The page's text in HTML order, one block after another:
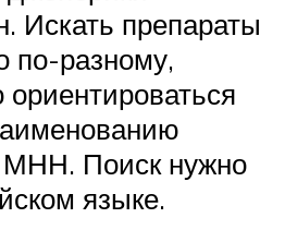
Искать препараты
по-разному,
МНН. Поиск нужно
языке.